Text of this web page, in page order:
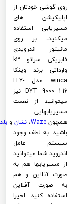
روی گوشی خودتان از
اپلیکیشن های
مسیریابی استفاده
میکنید، بر روی
مانیتور اندرویدی
فابریکی سراتو k3
وارداتی برند وینکا
winca مدل FLY-
DYT 9000 1-16 نیز
میتوانید از نعمت
مسیریابهایی
همچونWaze، نشان و بلد
باشید. به لطف وجود
سیستم عامل
اندروید شما میتوانید
از مسیریابها هم به
صورت آنلاین و هم
به صورت آفلاین
استفاده کنید. اخیرا